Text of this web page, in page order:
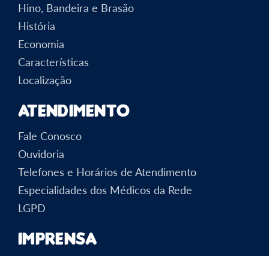
Hino, Bandeira e Brasão
História
Economia
Características
Localização
Atendimento
Fale Conosco
Ouvidoria
Telefones e Horários de Atendimento
Especialidades dos Médicos da Rede
LGPD
Imprensa